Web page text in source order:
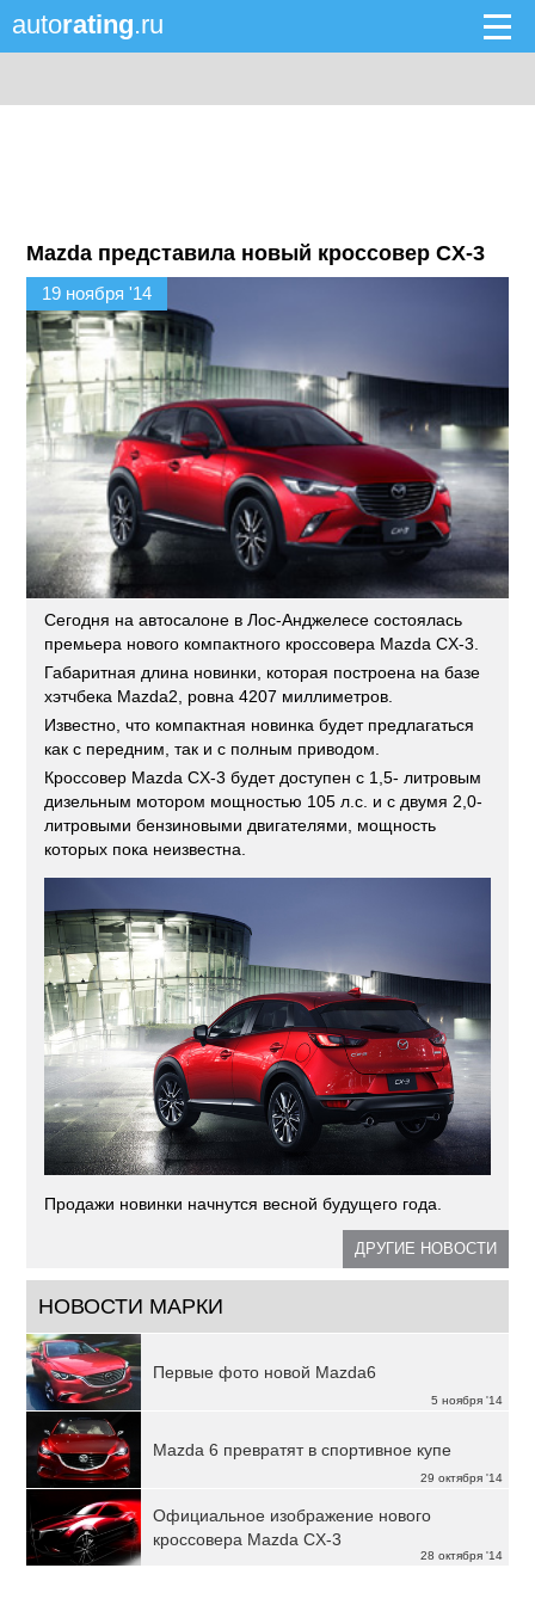
autorating.ru
Mazda представила новый кроссовер CX-3
19 ноября '14
Сегодня на автосалоне в Лос-Анджелесе состоялась
премьера нового компактного кроссовера Mazda CX-3.
Габаритная длина новинки, которая построена на базе
хэтчбека Mazda2, ровна 4207 миллиметров.
Известно, что компактная новинка будет предлагаться
как с передним, так и с полным приводом.
Кроссовер Mazda CX-3 будет доступен с 1,5- литровым
дизельным мотором мощностью 105 л.с. и с двумя 2,0-
литровыми бензиновыми двигателями, мощность
которых пока неизвестна.
Продажи новинки начнутся весной будущего года.
ДРУГИЕ НОВОСТИ
НОВОСТИ МАРКИ
5 ноября '14
Первые фото новой Mazda6
29 октября '14
Mazda 6 превратят в спортивное купе
28 октября '14
Официальное изображение нового
кроссовера Mazda CX-3